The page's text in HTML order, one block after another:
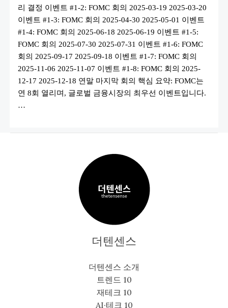
리 결정 이벤트 #1-2: FOMC 회의 2025-03-19 2025-03-20
이벤트 #1-3: FOMC 회의 2025-04-30 2025-05-01 이벤트
#1-4: FOMC 회의 2025-06-18 2025-06-19 이벤트 #1-5:
FOMC 회의 2025-07-30 2025-07-31 이벤트 #1-6: FOMC
회의 2025-09-17 2025-09-18 이벤트 #1-7: FOMC 회의
2025-11-06 2025-11-07 이벤트 #1-8: FOMC 회의 2025-
12-17 2025-12-18 연말 마지막 회의 핵심 요약: FOMC는
연 8회 열리며, 글로벌 금융시장의 최우선 이벤트입니다.
…
더텐센스
더텐센스 소개
트렌드 10
재테크 10
AI·테크 10